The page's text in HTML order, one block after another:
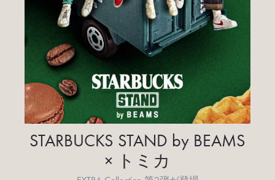
STARBUCKS STAND by BEAMS
× トミカ